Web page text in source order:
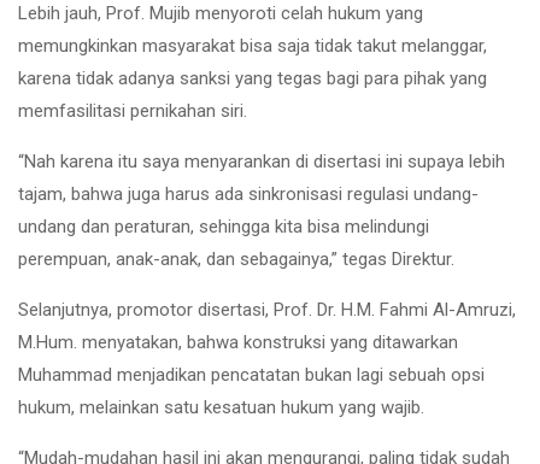
Lebih jauh, Prof. Mujib menyoroti celah hukum yang
memungkinkan masyarakat bisa saja tidak takut melanggar,
karena tidak adanya sanksi yang tegas bagi para pihak yang
memfasilitasi pernikahan siri.
“Nah karena itu saya menyarankan di disertasi ini supaya lebih
tajam, bahwa juga harus ada sinkronisasi regulasi undang-
undang dan peraturan, sehingga kita bisa melindungi
perempuan, anak-anak, dan sebagainya,” tegas Direktur.
Selanjutnya, promotor disertasi, Prof. Dr. H.M. Fahmi Al-Amruzi,
M.Hum. menyatakan, bahwa konstruksi yang ditawarkan
Muhammad menjadikan pencatatan bukan lagi sebuah opsi
hukum, melainkan satu kesatuan hukum yang wajib.
“Mudah-mudahan hasil ini akan mengurangi, paling tidak sudah